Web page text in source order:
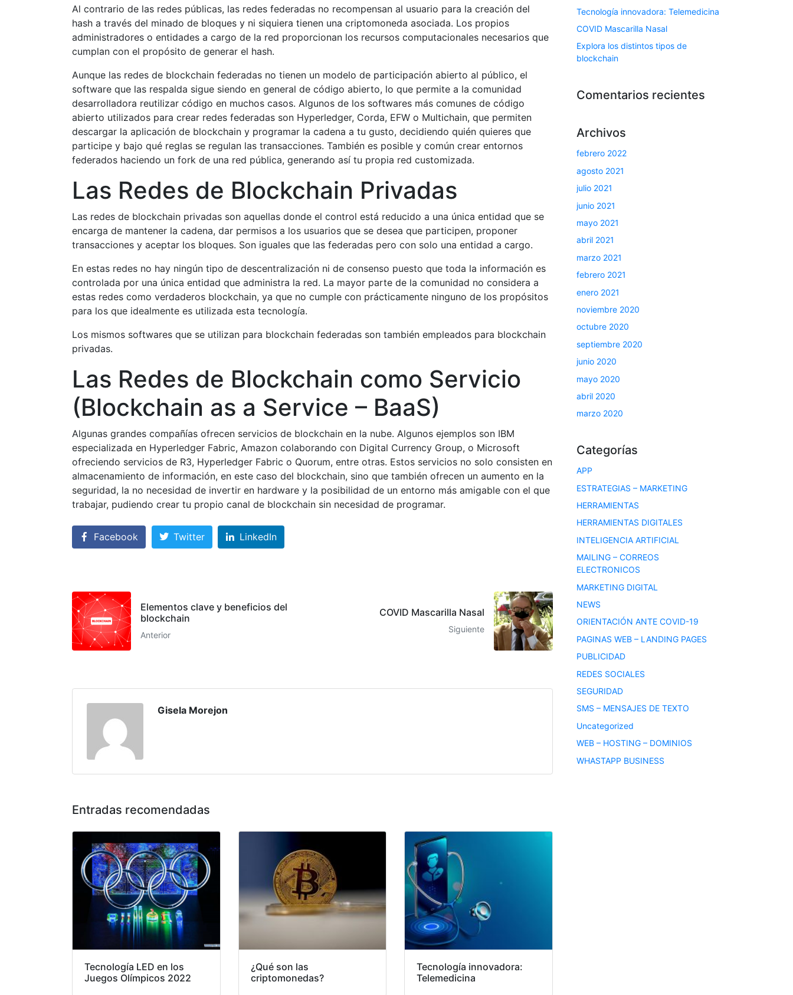
Al contrario de las redes públicas, las redes federadas no recompensan al usuario para la creación del
hash a través del minado de bloques y ni siquiera tienen una criptomoneda asociada. Los propios
administradores o entidades a cargo de la red proporcionan los recursos computacionales necesarios que
cumplan con el propósito de generar el hash.
Aunque las redes de blockchain federadas no tienen un modelo de participación abierto al público, el
software que las respalda sigue siendo en general de código abierto, lo que permite a la comunidad
desarrolladora reutilizar código en muchos casos. Algunos de los softwares más comunes de código
abierto utilizados para crear redes federadas son Hyperledger, Corda, EFW o Multichain, que permiten
descargar la aplicación de blockchain y programar la cadena a tu gusto, decidiendo quién quieres que
participe y bajo qué reglas se regulan las transacciones. También es posible y común crear entornos
federados haciendo un fork de una red pública, generando así tu propia red customizada.
Las Redes de Blockchain Privadas
Las redes de blockchain privadas son aquellas donde el control está reducido a una única entidad que se
encarga de mantener la cadena, dar permisos a los usuarios que se desea que participen, proponer
transacciones y aceptar los bloques. Son iguales que las federadas pero con solo una entidad a cargo.
En estas redes no hay ningún tipo de descentralización ni de consenso puesto que toda la información es
controlada por una única entidad que administra la red. La mayor parte de la comunidad no considera a
estas redes como verdaderos blockchain, ya que no cumple con prácticamente ninguno de los propósitos
para los que idealmente es utilizada esta tecnología.
Los mismos softwares que se utilizan para blockchain federadas son también empleados para blockchain
privadas.
Las Redes de Blockchain como Servicio
(Blockchain as a Service – BaaS)
Algunas grandes compañías ofrecen servicios de blockchain en la nube. Algunos ejemplos son IBM
especializada en Hyperledger Fabric, Amazon colaborando con Digital Currency Group, o Microsoft
ofreciendo servicios de R3, Hyperledger Fabric o Quorum, entre otras. Estos servicios no solo consisten en
almacenamiento de información, en este caso del blockchain, sino que también ofrecen un aumento en la
seguridad, la no necesidad de invertir en hardware y la posibilidad de un entorno más amigable con el que
trabajar, pudiendo crear tu propio canal de blockchain sin necesidad de programar.
Facebook Twitter LinkedIn
Elementos clave y beneficios del
blockchain
Anterior
COVID Mascarilla Nasal
Siguiente
Gisela Morejon
Entradas recomendadas
Tecnología LED en los
Juegos Olímpicos 2022
¿Qué son las
criptomonedas?
Tecnología innovadora:
Telemedicina
Tecnología innovadora: Telemedicina
COVID Mascarilla Nasal
Explora los distintos tipos de
blockchain
Comentarios recientes
Archivos
febrero 2022
agosto 2021
julio 2021
junio 2021
mayo 2021
abril 2021
marzo 2021
febrero 2021
enero 2021
noviembre 2020
octubre 2020
septiembre 2020
junio 2020
mayo 2020
abril 2020
marzo 2020
Categorías
APP
ESTRATEGIAS – MARKETING
HERRAMIENTAS
HERRAMIENTAS DIGITALES
INTELIGENCIA ARTIFICIAL
MAILING – CORREOS
ELECTRONICOS
MARKETING DIGITAL
NEWS
ORIENTACIÓN ANTE COVID-19
PAGINAS WEB – LANDING PAGES
PUBLICIDAD
REDES SOCIALES
SEGURIDAD
SMS – MENSAJES DE TEXTO
Uncategorized
WEB – HOSTING – DOMINIOS
WHASTAPP BUSINESS